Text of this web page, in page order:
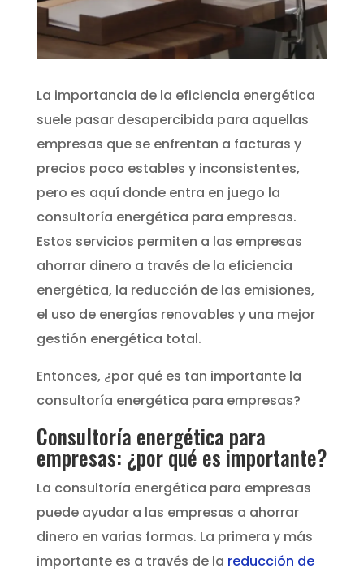
La importancia de la eficiencia energética
suele pasar desapercibida para aquellas
empresas que se enfrentan a facturas y
precios poco estables y inconsistentes,
pero es aquí donde entra en juego la
consultoría energética para empresas.
Estos servicios permiten a las empresas
ahorrar dinero a través de la eficiencia
energética, la reducción de las emisiones,
el uso de energías renovables y una mejor
gestión energética total.
Entonces, ¿por qué es tan importante la
consultoría energética para empresas?
Consultoría energética para
empresas: ¿por qué es importante?
La consultoría energética para empresas
puede ayudar a las empresas a ahorrar
dinero en varias formas. La primera y más
importante es a través de la reducción de